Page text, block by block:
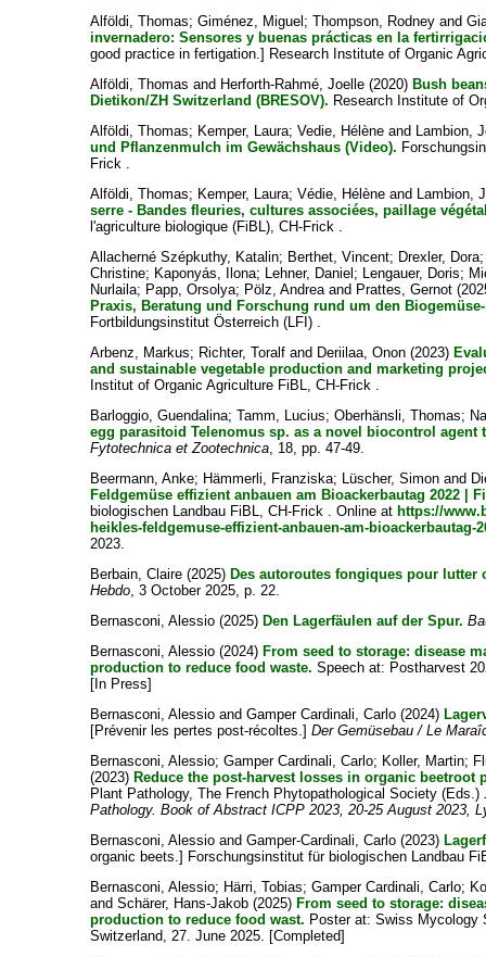
Alföldi, Thomas;Giménez, Miguel ;Thompson, Rodney and
invernadero: Sensores y buenas prácticas en la
good practice in fertigation.] Research Institute of Organic
Alföldi, Thomas and Herforth-Rahmé, Joelle (2020) Bush
Dietikon/ZH Switzerland (BRESOV). Research Institute of
Alföldi, Thomas; Kemper, Laura;Vedie, Hélène and Lambion,
und Pflanzenmulch im Gewächshaus (Video).
Frick .
Alföldi, Thomas; Kemper, Laura;Védie, Hélène and Lambion,
serre - Bandes fleuries, cultures associées, paillage
l'agriculture biologique (FiBL), CH-Frick .
Allacherné Szépkuthy, Katalin; Berthet, Vincent; Drexler, Dora
Christine; Kaponyás, Ilona; Lehner, Daniel ; Lengauer, Doris;
Nurlaila; Papp, Orsolya; Pölz, Andreaand Prattes, Gernot
Praxis, Beratung und Forschung rund um den
Fortbildungsinstitut Österreich (LFI) .
Arbenz, Markus; Richter, Toralf and Deriilaa, Onon (2023)
and sustainable vegetable production and marketing
Institut of Organic Agriculture FiBL, CH-Frick .
Barloggio, Guendalina;Tamm, Lucius;Oberhänsli, Thomas;
egg parasitoid Telenomus sp. as a novel biocontrol agent
Fytotechnica et Zootechnica, 18, pp. 47-49.
Beermann, Anke; Hämmerli, Franziska; Lüscher, Simon and
Feldgemüse effizient anbauen am Bioackerbautag 2022 |
biologischen Landbau FiBL, CH-Frick . Online at https://
heikles-feldgemuse-effizient-anbauen-am-bioackerbautag-
2023.
Berbain, Claire (2025) Des autoroutes fongiques pour
Hebdo, 3 October 2025, p. 22.
Bernasconi, Alessio (2025) Den Lagerfäulen auf der Spur.
Bernasconi, Alessio (2024) From seed to storage: disease
production to reduce food waste. Speech at: Postharvest
[In Press]
Bernasconi, Alessio andGamper Cardinali, Carlo (2024)
[Prévenir les pertes post-récoltes.]Der Gemüsebau / Le
Bernasconi, Alessio;Gamper Cardinali, Carlo; Koller, Martin;
(2023) Reduce the post-harvest losses in organic beetroot
Plant Pathology, The French Phytopathological Society (Eds.)
Pathology. Book of Abstract ICPP 2023, 20-25 August 2023,
Bernasconi, Alessio andGamper-Cardinali, Carlo (2023)
organic beets.] Forschungsinstitut für biologischen Landbau
Bernasconi, Alessio; Härri, Tobias;Gamper Cardinali, Carlo;
andSchärer, Hans-Jakob (2025) From seed to storage:
production to reduce food wast. Poster at: Swiss Mycology
Switzerland, 27. June 2025. [Completed]